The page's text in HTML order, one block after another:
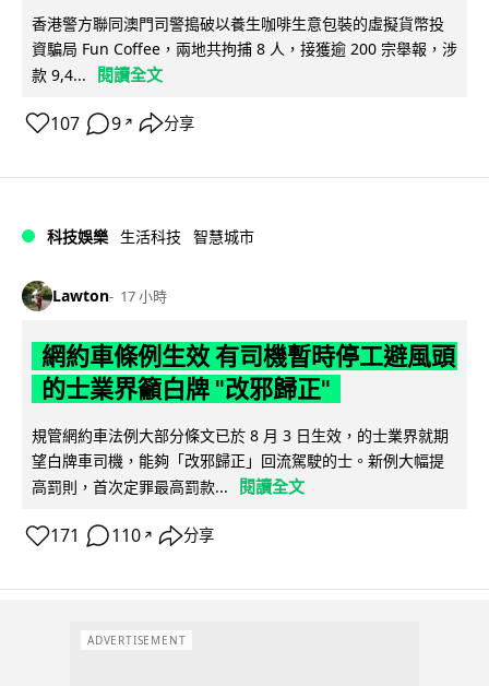
香港警方聯同澳門司警搗破以養生咖啡生意包裝的虛擬貨幣投
資騙局 Fun Coffee，兩地共拘捕 8 人，接獲逾 200 宗舉報，涉
款 9,4...
閱讀全文
107 9 ↗ 分享
科技娛樂 生活科技 智慧城市
Lawton 17 小時
網約車條例生效 有司機暫時停工避風頭
的士業界籲白牌 "改邪歸正"
規管網約車法例大部分條文已於 8 月 3 日生效，的士業界就期
望白牌車司機，能夠「改邪歸正」回流駕駛的士。新例大幅提
高罰則，首次定罪最高罰款...
閱讀全文
171 110 ↗ 分享
ADVERTISEMENT